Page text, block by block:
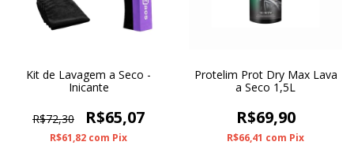
Kit de Lavagem a Seco -
Inicante
R$72,30 R$65,07
R$61,82 com Pix
Protelim Prot Dry Max Lava
a Seco 1,5L
R$69,90
R$66,41 com Pix